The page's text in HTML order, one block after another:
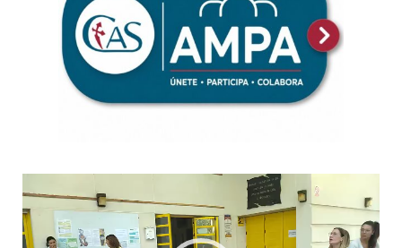
de
vídeo